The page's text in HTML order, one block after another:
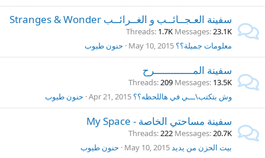
سفينة العـجــائــب و الغــرائــب Stranges & Wonder
Threads 1.7K Messages 23.1K
معلومات جميلة؟؟ May 10, 2015 حنون طيوب
سفينة المـــــــــــــرح
Threads 209 Messages 13.5K
وش بتكتب\ـــي في هاللحظه؟؟ Apr 21, 2015 حنون طيوب
سفينة مساحتي الخاصة - My Space
Threads 222 Messages 20.7K
بيت الحزن من يديدMay 10, 2015 حنون طيوب